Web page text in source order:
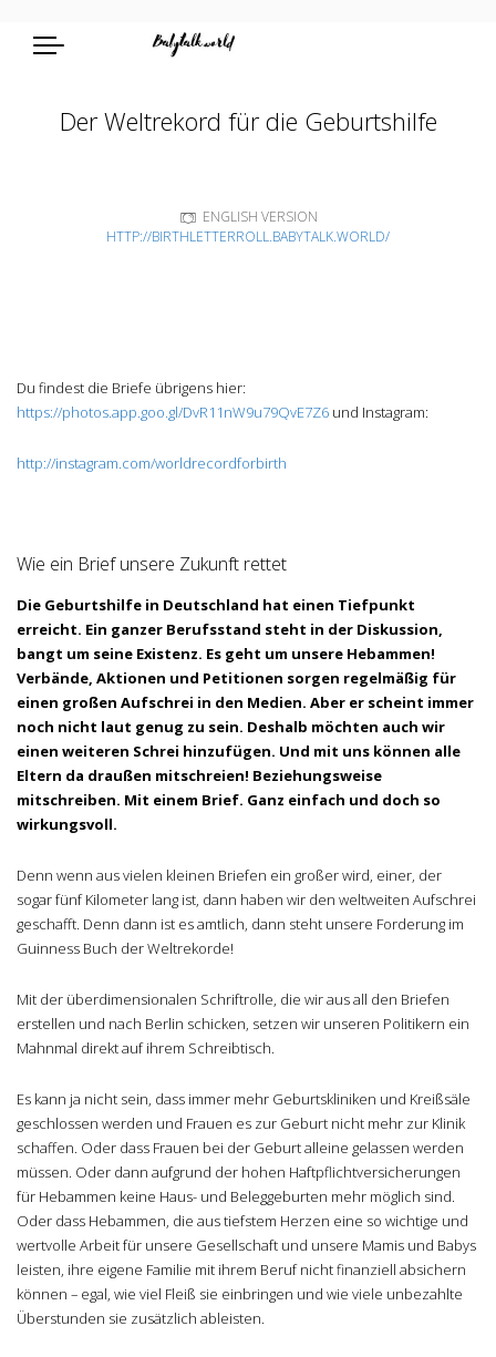
Der Weltrekord für die Geburtshilfe
ENGLISH VERSION
HTTP://BIRTHLETTERROLL.BABYTALK.WORLD/
Du findest die Briefe übrigens hier:
https://photos.app.goo.gl/DvR11nW9u79QvE7Z6 und Instagram:
http://instagram.com/worldrecordforbirth
Wie ein Brief unsere Zukunft rettet
Die Geburtshilfe in Deutschland hat einen Tiefpunkt
erreicht. Ein ganzer Berufsstand steht in der Diskussion,
bangt um seine Existenz. Es geht um unsere Hebammen!
Verbände, Aktionen und Petitionen sorgen regelmäßig für
einen großen Aufschrei in den Medien. Aber er scheint immer
noch nicht laut genug zu sein. Deshalb möchten auch wir
einen weiteren Schrei hinzufügen. Und mit uns können alle
Eltern da draußen mitschreien! Beziehungsweise
mitschreiben. Mit einem Brief. Ganz einfach und doch so
wirkungsvoll.
Denn wenn aus vielen kleinen Briefen ein großer wird, einer, der
sogar fünf Kilometer lang ist, dann haben wir den weltweiten Aufschrei
geschafft. Denn dann ist es amtlich, dann steht unsere Forderung im
Guinness Buch der Weltrekorde!
Mit der überdimensionalen Schriftrolle, die wir aus all den Briefen
erstellen und nach Berlin schicken, setzen wir unseren Politikern ein
Mahnmal direkt auf ihrem Schreibtisch.
Es kann ja nicht sein, dass immer mehr Geburtskliniken und Kreißsäle
geschlossen werden und Frauen es zur Geburt nicht mehr zur Klinik
schaffen. Oder dass Frauen bei der Geburt alleine gelassen werden
müssen. Oder dann aufgrund der hohen Haftpflichtversicherungen
für Hebammen keine Haus- und Beleggeburten mehr möglich sind.
Oder dass Hebammen, die aus tiefstem Herzen eine so wichtige und
wertvolle Arbeit für unsere Gesellschaft und unsere Mamis und Babys
leisten, ihre eigene Familie mit ihrem Beruf nicht finanziell absichern
können – egal, wie viel Fleiß sie einbringen und wie viele unbezahlte
Überstunden sie zusätzlich ableisten.